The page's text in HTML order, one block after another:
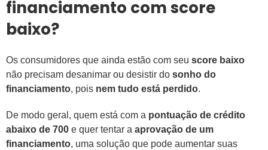
financiamento com score
baixo?
Os consumidores que ainda estão com seu score baixo
não precisam desanimar ou desistir do sonho do
financiamento, pois nem tudo está perdido.
De modo geral, quem está com a pontuação de crédito
abaixo de 700 e quer tentar a aprovação de um
financiamento, uma solução que pode aumentar suas